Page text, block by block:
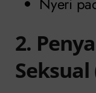
2.
Seksual